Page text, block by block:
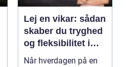
Lej en vikar: sådan
skaber du tryghed
og fleksibilitet i
hverdagen
Når hverdagen på en